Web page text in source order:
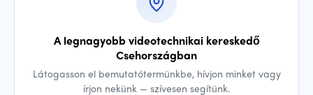
A legnagyobb videotechnikai kereskedő
Csehországban
Látogasson el bemutatótermünkbe, hívjon minket vagy
írjon nekünk — szívesen segítünk.